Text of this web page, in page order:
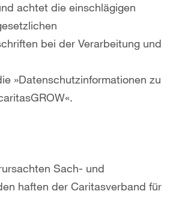
achtet die einschlägigen
bei der Verarbeitung und
»Datenschutzinformationen zu
Sach- und
haften der Caritasverband für